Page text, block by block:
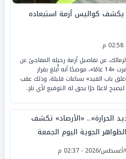
كواليس أزمة استبعاده
عن تفاصيل أزمة رحيله المفاجئ عن
صفوف الفريق بعد مسيرة استمرت «14 عامًا»، موضحًا أنه أُبلغ بقرار
باب القيد» بساعات قليلة، وذلك عقب
لاعبًا حرًا يحق له التوقيع لأي نادٍ.
«الأرصاد» تكشف
الجوية اليوم الجمعة